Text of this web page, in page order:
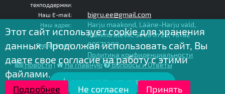
техподдержки:
Наш E-mail: bigru.ee@gmail.com
Наш адрес:
Harju maakond, Lääne-Harju vald,
Rummu alevik, Sireli tn 20, 76102
Registrikood:
80571389
Политика конфиденциальности
Новости| На главную Вопросы и Ответы
2020 - 2025 © bigru.ee - все права защищены
РАЗМЕСТИТЬ ОБЪЯВЛЕНИЕ
Этот сайт использует cookie для хранения
данных. Продолжая использовать сайт, Вы
даете свое согласие на работу с этими
файлами.
Подробнее Не согласен Принять